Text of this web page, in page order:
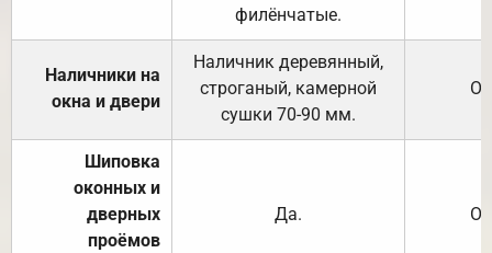
филёнчатые.
Наличники на
окна и двери
Наличник деревянный,
строганый, камерной
сушки 70-90 мм.
Шиповка
оконных и
дверных
проёмов
Да.